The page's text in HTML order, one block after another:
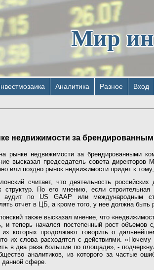
Мир
Аналитика Разное Вход
недвижимости за
рынке недвижимости за брендированными
высказал председатель совета
или поздно рынок недвижимости придет к
считает, что деятельность
структур. По его мнению, если
аудит по US GAAP или международным
отчет в ЦБ, а кроме того, у нее должна быть
также высказал мнение, что
и теперь начался постепенный рост объемов
из которых продолжают говорить о
их слова расходятся с действиями.
в два раза большие по площади», -
аналитиков, из которого за частые
данной сфере.